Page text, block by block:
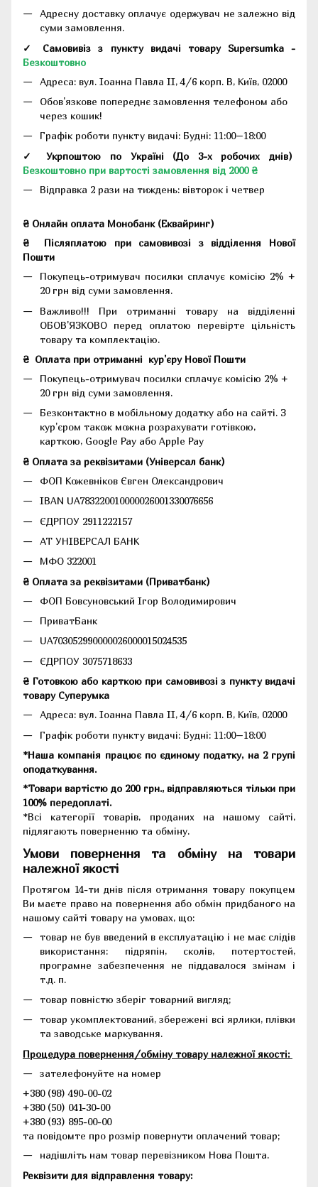
Адресну доставку оплачує одержувач не залежно від
суми замовлення.
✓ Самовивіз з пункту видачі товару Supersumka -
Безкоштовно
Адреса: вул. Іоанна Павла II, 4/6 корп. В, Київ, 02000
Обов'язкове попереднє замовлення телефоном або
через кошик!
Графік роботи пункту видачі: Будні: 11:00–18:00
✓ Укрпоштою по Україні (До 3-х робочих днів)
Безкоштовно при вартості замовлення від 2000 ₴
Відправка 2 рази на тиждень: вівторок і четвер
₴ Онлайн оплата Монобанк (Еквайринг)
₴
Післяплатою при самовивозі з відділення Нової
Пошти
Покупець-отримувач посилки сплачує комісію 2% +
20 грн від суми замовлення.
Важливо!!! При отриманні товару на відділенні
ОБОВ'ЯЗКОВО перед оплатою перевірте цільність
товару та комплектацію.
₴ Оплата при отриманні кур'єру Нової Пошти
Покупець-отримувач посилки сплачує комісію 2% +
20 грн від суми замовлення.
Безконтактно в мобільному додатку або на сайті. З
кур'єром також можна розрахувати готівкою,
карткою, Google Pay або Apple Pay
₴ Оплата за реквізитами (Універсал банк)
ФОП Кожевніков Євген Олександрович
IBAN UA783220010000026001330076656
ЄДРПОУ 2911222157
АТ УНІВЕРСАЛ БАНК
МФО 322001
₴ Оплата за реквізитами (Приватбанк)
ФОП Бовсуновський Ігор Володимирович
ПриватБанк
UA703052990000026000015024535
ЄДРПОУ 3075718633
₴ Готовкою або карткою при самовивозі з пункту видачі
товару Суперумка
Адреса: вул. Іоанна Павла II, 4/6 корп. В, Київ, 02000
Графік роботи пункту видачі: Будні: 11:00–18:00
*Наша компанія працює по єдиному податку, на 2 групі
оподаткування.
*Товари вартістю до 200 грн., відправляються тільки при
100% передоплаті.
*Всі категорії товарів, проданих на нашому сайті,
підлягають поверненню та обміну.
Умови повернення та обміну на товари
належної якості
Протягом 14-ти днів після отримання товару покупцем
Ви маєте право на повернення або обмін придбаного на
нашому сайті товару на умовах, що:
товар не був введений в експлуатацію і не має слідів
використання: підряпін, сколів, потертостей,
програмне забезпечення не піддавалося змінам і
т.д. п.
товар повністю зберіг товарний вигляд;
товар укомплектований, збережені всі ярлики, плівки
та заводське маркування.
Процедура повернення/обміну товару належної якості:
зателефонуйте на номер
+380 (98) 490-00-02
+380 (50) 041-30-00
+380 (93) 895-00-00
та повідомте про розмір повернути оплачений товар;
надішліть нам товар перевізником Нова Пошта.
Реквізити для відправлення товару: